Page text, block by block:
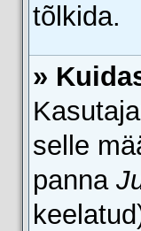
tõlkida.
»
selle
panna